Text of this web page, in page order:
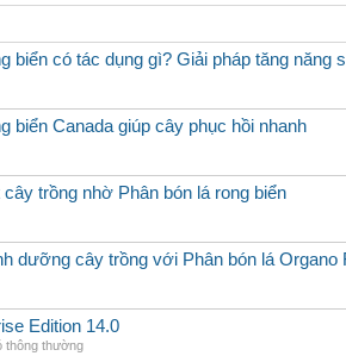
biển có tác dụng gì? Giải pháp tăng năng
biển Canada giúp cây phục hồi nhanh
trồng nhờ Phân bón lá rong biển
dưỡng cây trồng với Phân bón lá Organo
Edition 14.0
thông thường